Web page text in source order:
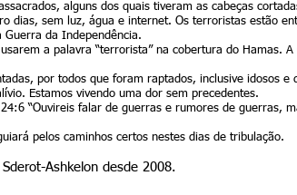
alguns dos quais tiveram as cabeças
dias, sem luz, água e internet. Os terroristas estão
da Independência.
a palavra “terrorista” na cobertura do Hamas. A
por todos que foram raptados, inclusive idosos e
Estamos vivendo uma dor sem precedentes.
“Ouvireis falar de guerras e rumores de guerras,
pelos caminhos certos nestes dias de tribulação.
Ashkelon desde 2008.